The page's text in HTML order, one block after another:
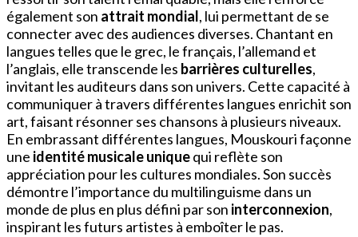
également son attrait mondial, lui permettant de se
connecter avec des audiences diverses. Chantant en
langues telles que le grec, le français, l’allemand et
l’anglais, elle transcende les barrières culturelles,
invitant les auditeurs dans son univers. Cette capacité à
communiquer à travers différentes langues enrichit son
art, faisant résonner ses chansons à plusieurs niveaux.
En embrassant différentes langues, Mouskouri façonne
une identité musicale uniquequi reflète son
appréciation pour les cultures mondiales. Son succès
démontre l’importance du multilinguisme dans un
monde de plus en plus défini par son interconnexion,
inspirant les futurs artistes à emboîter le pas.